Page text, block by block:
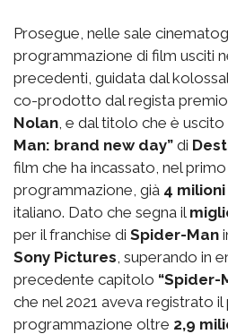
Prosegue, nelle sale
programmazione di film usciti
precedenti, guidata dal kolossal
co-prodotto dal regista
Nolan , e dal titolo che è
Man: brand new day” di
film che ha incassato, nel
programmazione, già 4
italiano. Dato che segna il
per il franchise di Spider-Man
Sony Pictures , superando in
precedente capitolo “Spider-
che nel 2021 aveva registrato
programmazione oltre 2,9